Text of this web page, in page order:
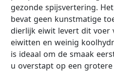
gezonde spijsvertering.
bevat geen kunstmatige
dierlijk eiwit levert dit voer
eiwitten en weinig
is ideaal om de smaak
u overstapt op een